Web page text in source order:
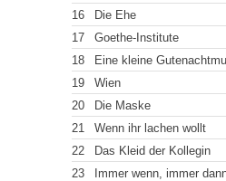
16
Die Ehe
17
Goethe-Institute
18
Eine kleine
19
Wien
20
Die Maske
21
Wenn ihr lachen wollt
22
Das Kleid der Kollegin
23
Immer wenn, immer